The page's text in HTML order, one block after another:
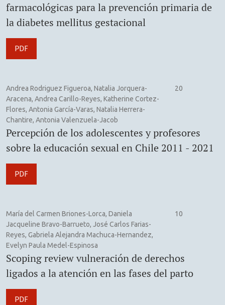
farmacológicas para la prevención primaria de
la diabetes mellitus gestacional
PDF
Andrea Rodriguez Figueroa, Natalia Jorquera-
Aracena, Andrea Carillo-Reyes, Katherine Cortez-
Flores, Antonia García-Varas, Natalia Herrera-
Chantire, Antonia Valenzuela-Jacob
20
Percepción de los adolescentes y profesores
sobre la educación sexual en Chile 2011 - 2021
PDF
María del Carmen Briones-Lorca, Daniela
Jacqueline Bravo-Barrueto, José Carlos Farias-
Reyes, Gabriela Alejandra Machuca-Hernandez,
Evelyn Paula Medel-Espinosa
10
Scoping review vulneración de derechos
ligados a la atención en las fases del parto
PDF